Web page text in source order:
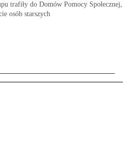
trafiły do Domów Pomocy Społecznej,
osób starszych